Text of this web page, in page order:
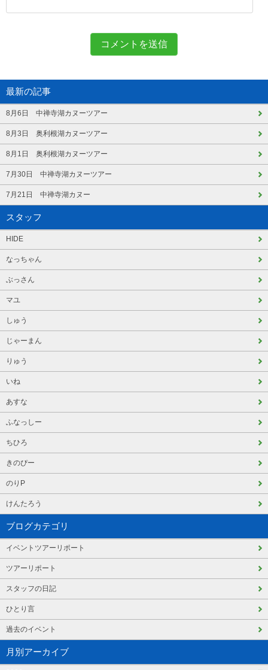
最新の記事
8月6日 中禅寺湖カヌーツアー
8月3日 奥利根湖カヌーツアー
8月1日 奥利根湖カヌーツアー
7月30日 中禅寺湖カヌーツアー
7月21日 中禅寺湖カヌー
スタッフ
HIDE
なっちゃん
ぶっさん
マユ
しゅう
じゃーまん
りゅう
いね
あすな
ふなっしー
ちひろ
きのぴー
のりP
けんたろう
ブログカテゴリ
イベントツアーリポート
ツアーリポート
スタッフの日記
ひとり言
過去のイベント
月別アーカイブ